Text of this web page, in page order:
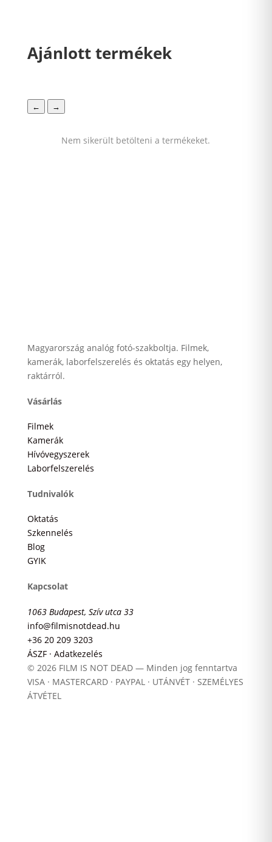
Ajánlott termékek
← →
Nem sikerült betölteni a termékeket.
Magyarország analóg fotó-szakboltja. Filmek,
kamerák, laborfelszerelés és oktatás egy helyen,
raktárról.
Vásárlás
Filmek
Kamerák
Hívóvegyszerek
Laborfelszerelés
Tudnivalók
Oktatás
Szkennelés
Blog
GYIK
Kapcsolat
1063 Budapest, Szív utca 33
info@filmisnotdead.hu
+36 20 209 3203
ÁSZF · Adatkezelés
© 2026 FILM IS NOT DEAD — Minden jog fenntartva
VISA · MASTERCARD · PAYPAL · UTÁNVÉT · SZEMÉLYES
ÁTVÉTEL